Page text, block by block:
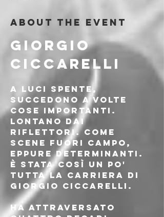
About the event
GIORGIO
CICCARELLI
A luci spente,
succedono a volte
cose importanti.
Lontano dai
riflettori. Come
scene fuori campo,
eppure determinanti.
È stata così un po'
tutta la carriera di
Giorgio Ciccarelli.
Ha attraversato